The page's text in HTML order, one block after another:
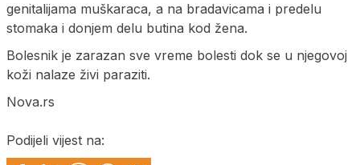
genitalijama muškaraca, a na bradavicama i predelu
stomaka i donjem delu butina kod žena.
Bolesnik je zarazan sve vreme bolesti dok se u njegovoj
koži nalaze živi paraziti.
Nova.rs
Podijeli vijest na: